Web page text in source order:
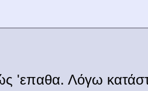
'επαθα. Λόγω